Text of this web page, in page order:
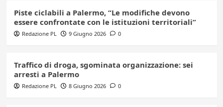
Piste ciclabili a Palermo, “Le modifiche devono
essere confrontate con le istituzioni territoriali”
Redazione PL 9 Giugno 2026 0
Traffico di droga, sgominata organizzazione: sei
arresti a Palermo
Redazione PL 8 Giugno 2026 0